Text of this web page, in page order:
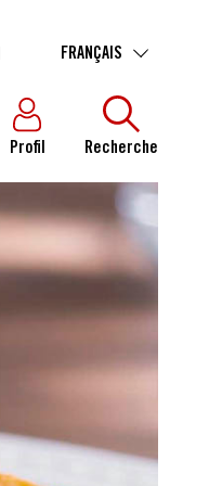
FRANÇAIS
Profil Recherche